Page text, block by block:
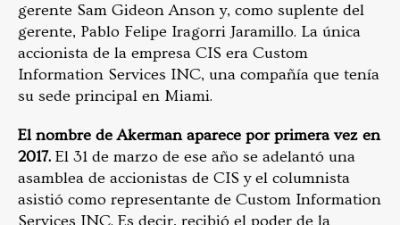
gerente Sam Gideon Anson y, como suplente del
gerente, Pablo Felipe Iragorri Jaramillo. La única
accionista de la empresa CIS era Custom
Information Services INC, una compañía que tenía
su sede principal en Miami.
El nombre de Akerman aparece por primera vez en
2017. El 31 de marzo de ese año se adelantó una
asamblea de accionistas de CIS y el columnista
asistió como representante de Custom Information
Services INC. Es decir, recibió el poder de la